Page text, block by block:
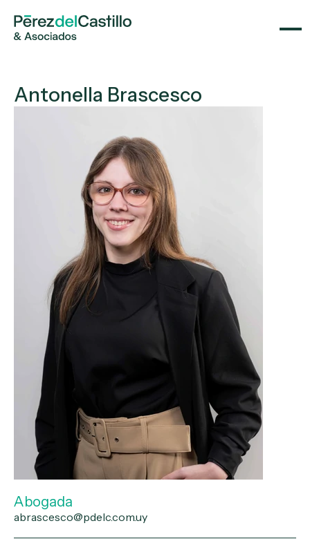
Antonella Brascesco
Abogada
abrascesco@pdelc.com.uy